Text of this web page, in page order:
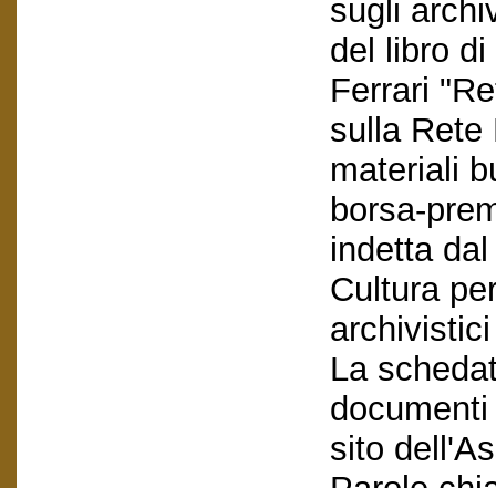
sugli
del libro
Ferrari
sulla Rete
materiali
borsa-
indetta
Cultura
La
sito